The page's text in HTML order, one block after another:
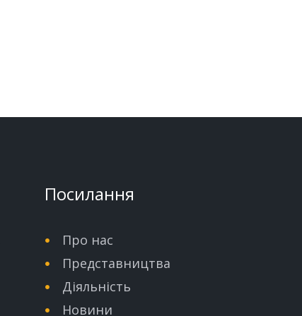
Посилання
Про нас
Представництва
Діяльність
Новини